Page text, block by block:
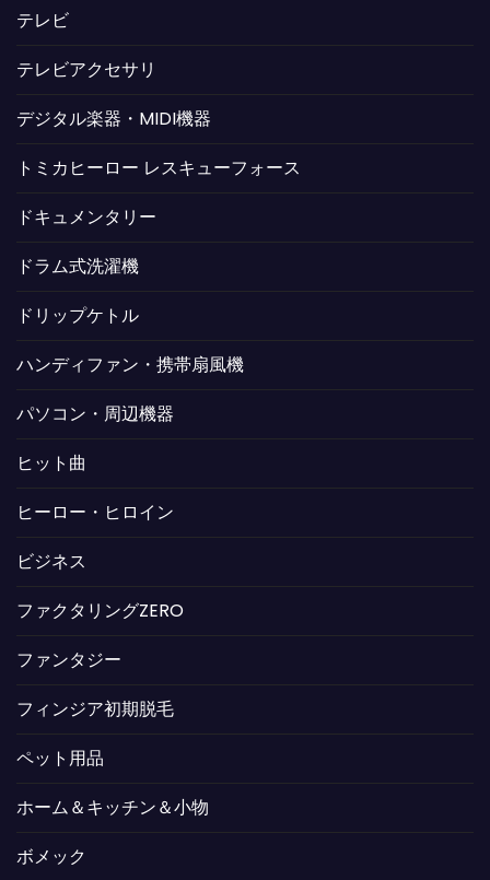
テレビ
テレビアクセサリ
デジタル楽器・MIDI機器
トミカヒーロー レスキューフォース
ドキュメンタリー
ドラム式洗濯機
ドリップケトル
ハンディファン・携帯扇風機
パソコン・周辺機器
ヒット曲
ヒーロー・ヒロイン
ビジネス
ファクタリングZERO
ファンタジー
フィンジア初期脱毛
ペット用品
ホーム＆キッチン＆小物
ボメック